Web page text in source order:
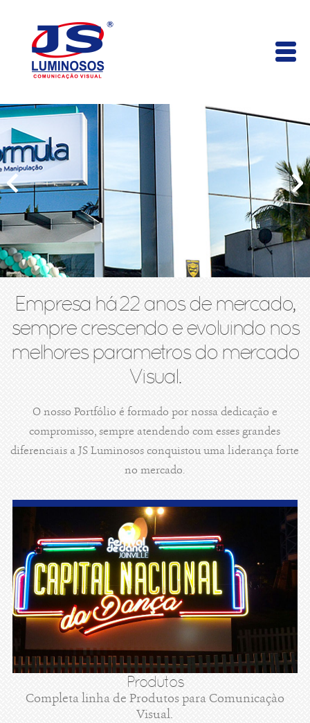
Empresa há 22 anos de mercado,
sempre crescendo e evoluindo nos
melhores parametros do mercado
Visual.
O nosso Portfólio é formado por nossa dedicação e
compromisso, sempre atendendo com esses grandes
diferenciais a JS Luminosos conquistou uma liderança forte
no mercado.
Produtos
Completa linha de Produtos para Comunicaçào
Visual.